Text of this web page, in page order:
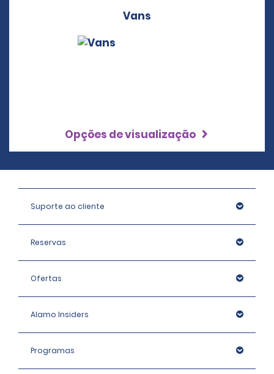
Vans
Opções de visualização
Suporte ao cliente
Reservas
Ofertas
Alamo Insiders
Programas